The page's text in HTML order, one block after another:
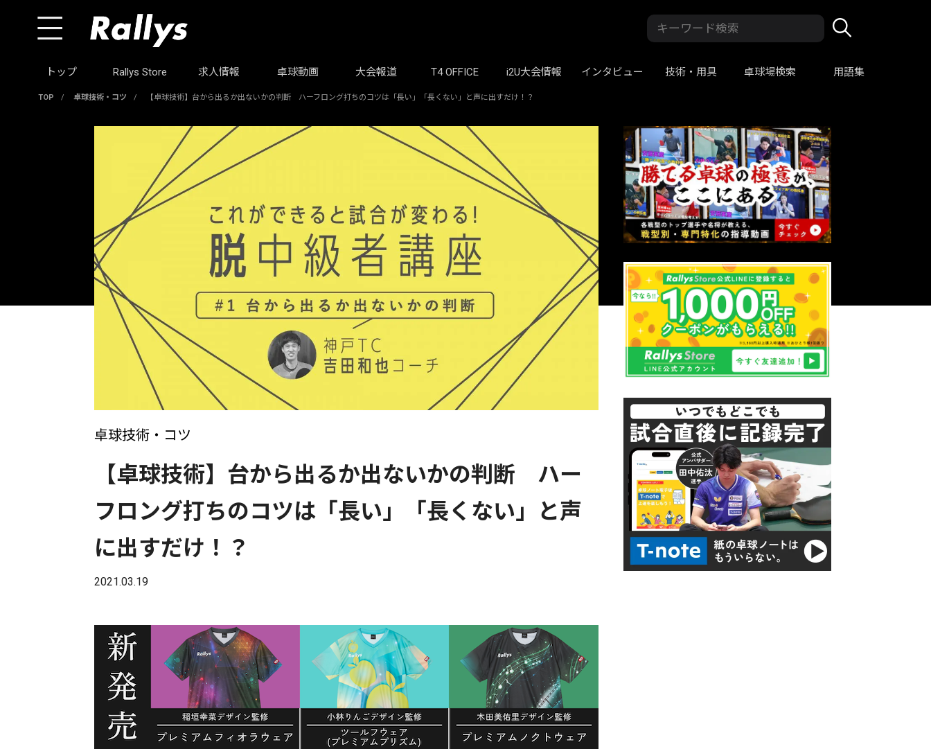
トップ Rallys Store 求人情報 卓球動画 大会報道 T4 OFFICE i2U大会情報 インタビュー 技術・用具 卓球場検索 用語集
TOP / 卓球技術・コツ / 【卓球技術】台から出るか出ないかの判断 ハーフロング打ちのコツは「長い」「長くない」と声に出すだけ！？
卓球技術・コツ
【卓球技術】台から出るか出ないかの判断 ハー
フロング打ちのコツは「長い」「長くない」と声
に出すだけ！？
2021.03.19